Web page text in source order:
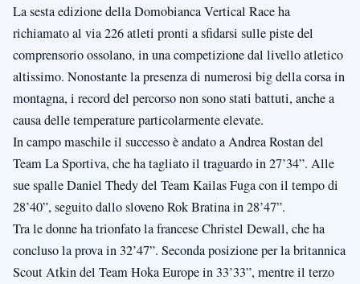
La sesta edizione della Domobianca Vertical Race ha
richiamato al via 226 atleti pronti a sfidarsi sulle piste del
comprensorio ossolano, in una competizione dal livello atletico
altissimo. Nonostante la presenza di numerosi big della corsa in
montagna, i record del percorso non sono stati battuti, anche a
causa delle temperature particolarmente elevate.
In campo maschile il successo è andato a Andrea Rostan del
Team La Sportiva, che ha tagliato il traguardo in 27’34”. Alle
sue spalle Daniel Thedy del Team Kailas Fuga con il tempo di
28’40”, seguito dallo sloveno Rok Bratina in 28’47”.
Tra le donne ha trionfato la francese Christel Dewall, che ha
concluso la prova in 32’47”. Seconda posizione per la britannica
Scout Atkin del Team Hoka Europe in 33’33”, mentre il terzo